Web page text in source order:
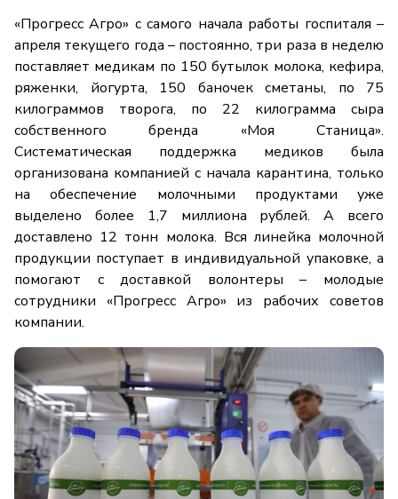
«Прогресс Агро» с самого начала работы госпиталя –
апреля текущего года – постоянно, три раза в неделю
поставляет медикам по 150 бутылок молока, кефира,
ряженки, йогурта, 150 баночек сметаны, по 75
килограммов творога, по 22 килограмма сыра
собственного бренда «Моя Станица».
Систематическая поддержка медиков была
организована компанией с начала карантина, только
на обеспечение молочными продуктами уже
выделено более 1,7 миллиона рублей. А всего
доставлено 12 тонн молока. Вся линейка молочной
продукции поступает в индивидуальной упаковке, а
помогают с доставкой волонтеры – молодые
сотрудники «Прогресс Агро» из рабочих советов
компании.